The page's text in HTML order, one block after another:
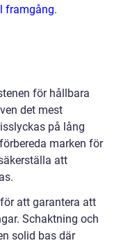
framgång.
för hållbara
det mest
på lång
marken för
att
att garantera att
Schaktning och
solid bas där